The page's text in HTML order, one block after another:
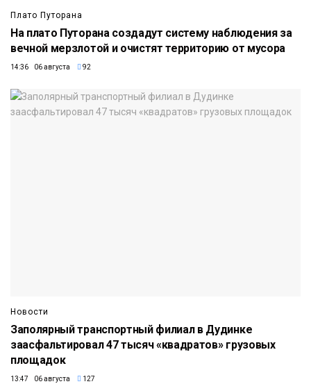
Плато Путорана
На плато Путорана создадут систему наблюдения за
вечной мерзлотой и очистят территорию от мусора
14:36 06 августа 92
Новости
Заполярный транспортный филиал в Дудинке
заасфальтировал 47 тысяч «квадратов» грузовых
площадок
13:47 06 августа 127